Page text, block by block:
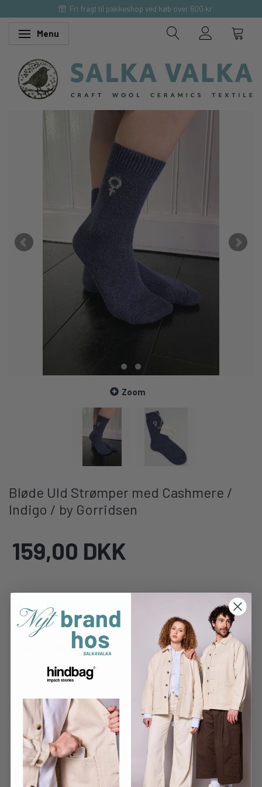
Fri fragt til pakkeshop ved køb over 600 kr
Skifte navigation
Menu
Zoom
Bløde Uld Strømper med Cashmere /
Indigo / by Gorridsen
159,00 DKK
Læg i kurv
VARM • BLØD • KVALITETSULD
De lækre tynde uldsokker fra Gorridsen giver den ultamative
luksusfølelse, yderst fin, bløde og ekstra sidstærke sokker du
vil elske. en unik blanding af kashmir og uld,- en rigtig dejlig
luxus gaveidé
INDHOLD : Kashmir mix. 35% uld / 14% kashmir / 23% Viscose